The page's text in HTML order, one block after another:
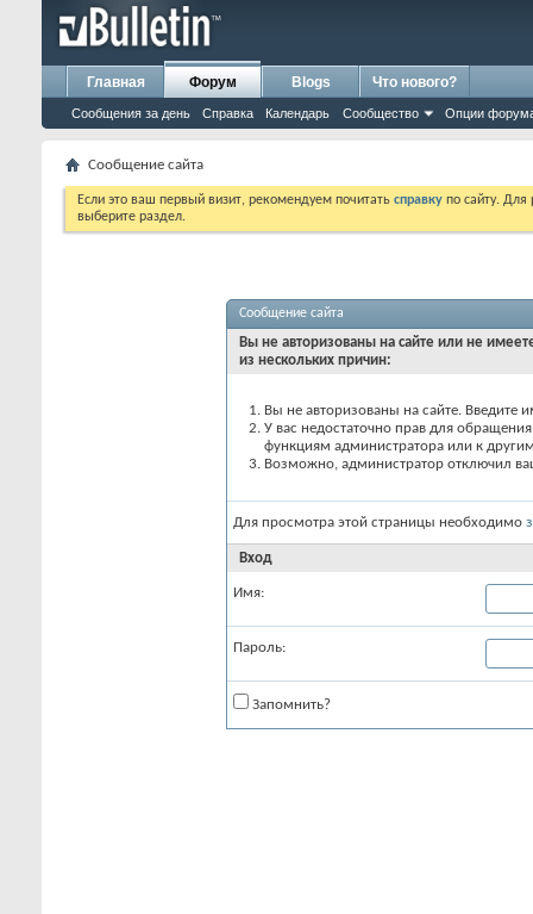
Главная Форум
Сообщения за день Справка Календарь Сообщество Опции
Blogs Что нового?
Сообщение сайта
Если это ваш первый визит, рекомендуем почитать справку по сайту.
выберите раздел.
Сообщение сайта
Вы не авторизованы на сайте или не
из нескольких причин:
Вы не авторизованы на сайте. Введите
У вас недостаточно прав для
функциям администратора или к
Возможно, администратор отключил
Для просмотра этой страницы необходимо
Вход
Имя:
Пароль:
Запомнить?